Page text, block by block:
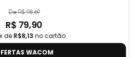
De R$ 98,69
R$ 79,90
de R$8,13 no cartão
WACOM